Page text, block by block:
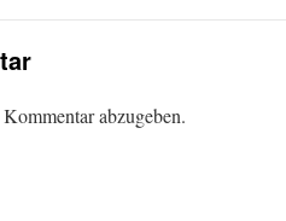
abzugeben.